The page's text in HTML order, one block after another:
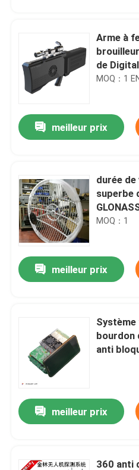
Arme à
de
MOQ：1
meilleur prix
durée de
superbe
bourdon
MOQ：1
meilleur prix
bourdon
anti
meilleur prix
360 anti